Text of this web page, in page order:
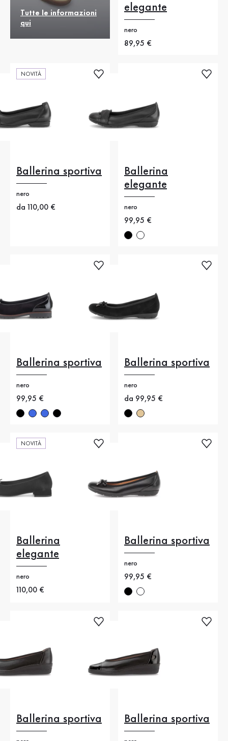
Tutte le informazioni
qui
elegante
nero
Nuovo prezzo
89,95 €
NOVITÀ
Ballerina sportiva
nero
Nuovo prezzo
da 110,00 €
Ballerina
elegante
nero
Nuovo prezzo
99,95 €
Ballerina sportiva
nero
Nuovo prezzo
99,95 €
Ballerina sportiva
nero
Nuovo prezzo
da 99,95 €
NOVITÀ
Ballerina
elegante
nero
Nuovo prezzo
110,00 €
Ballerina sportiva
nero
Nuovo prezzo
99,95 €
Ballerina sportiva Ballerina sportiva